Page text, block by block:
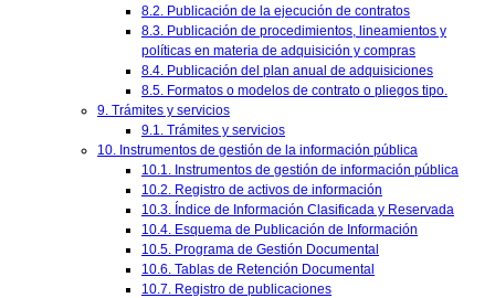
8.2. Publicación de la ejecución de contratos
8.3. Publicación de procedimientos, lineamientos y
políticas en materia de adquisición y compras
8.4. Publicación del plan anual de adquisiciones
8.5. Formatos o modelos de contrato o pliegos tipo.
9. Trámites y servicios
9.1. Trámites y servicios
10. Instrumentos de gestión de la información pública
10.1. Instrumentos de gestión de información pública
10.2. Registro de activos de información
10.3. Índice de Información Clasificada y Reservada
10.4. Esquema de Publicación de Información
10.5. Programa de Gestión Documental
10.6. Tablas de Retención Documental
10.7. Registro de publicaciones